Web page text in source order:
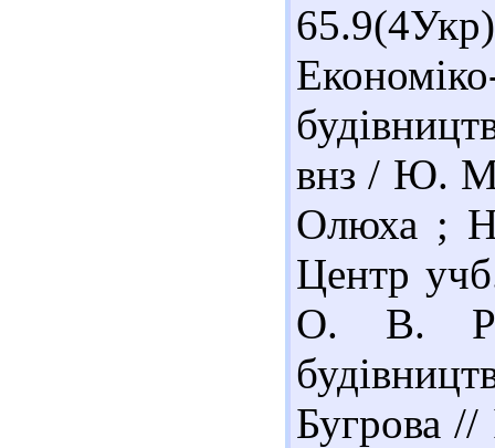
внз / Ю.
Олюха ;
Центр
О. В.
Бугрова //